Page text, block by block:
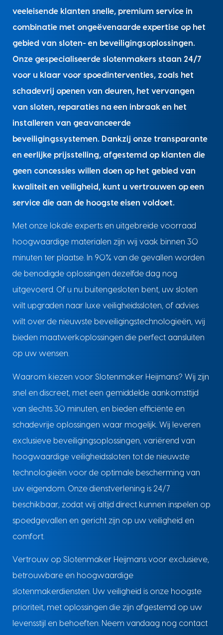
veeleisende klanten snelle, premium service in
combinatie met ongeëvenaarde expertise op het
gebied van sloten- en beveiligingsoplossingen.
Onze gespecialiseerde slotenmakers staan 24/7
voor u klaar voor spoedinterventies, zoals het
schadevrij openen van deuren, het vervangen
van sloten, reparaties na een inbraak en het
installeren van geavanceerde
beveiligingssystemen. Dankzij onze transparante
en eerlijke prijsstelling, afgestemd op klanten die
geen concessies willen doen op het gebied van
kwaliteit en veiligheid, kunt u vertrouwen op een
service die aan de hoogste eisen voldoet.
Met onze lokale experts en uitgebreide voorraad
hoogwaardige materialen zijn wij vaak binnen 30
minuten ter plaatse. In 90% van de gevallen worden
de benodigde oplossingen dezelfde dag nog
uitgevoerd. Of u nu buitengesloten bent, uw sloten
wilt upgraden naar luxe veiligheidssloten, of advies
wilt over de nieuwste beveiligingstechnologieën, wij
bieden maatwerkoplossingen die perfect aansluiten
op uw wensen.
Waarom kiezen voor Slotenmaker Heijmans? Wij zijn
snel en discreet, met een gemiddelde aankomsttijd
van slechts 30 minuten, en bieden efficiënte en
schadevrije oplossingen waar mogelijk. Wij leveren
exclusieve beveiligingsoplossingen, variërend van
hoogwaardige veiligheidssloten tot de nieuwste
technologieën voor de optimale bescherming van
uw eigendom. Onze dienstverlening is 24/7
beschikbaar, zodat wij altijd direct kunnen inspelen op
spoedgevallen en gericht zijn op uw veiligheid en
comfort.
Vertrouw op Slotenmaker Heijmans voor exclusieve,
betrouwbare en hoogwaardige
slotenmakerdiensten. Uw veiligheid is onze hoogste
prioriteit, met oplossingen die zijn afgestemd op uw
levensstijl en behoeften. Neem vandaag nog contact